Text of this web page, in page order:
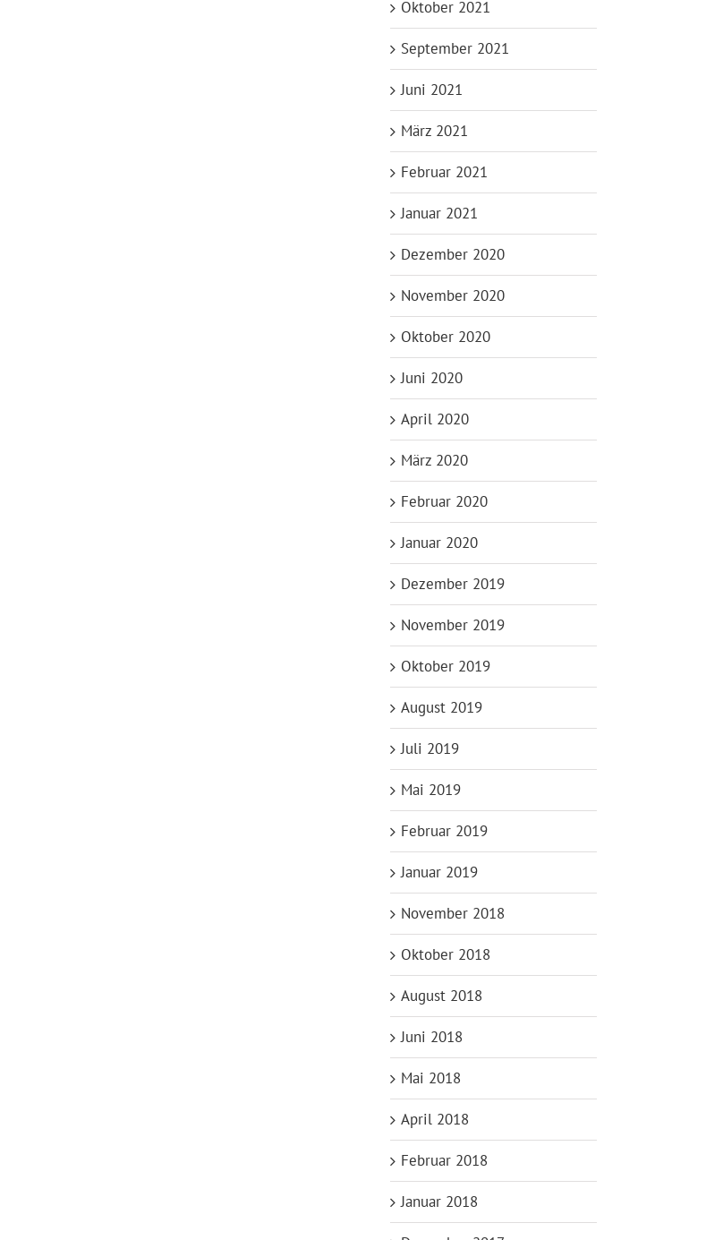
Oktober 2021
September 2021
Juni 2021
März 2021
Februar 2021
Januar 2021
Dezember 2020
November 2020
Oktober 2020
Juni 2020
April 2020
März 2020
Februar 2020
Januar 2020
Dezember 2019
November 2019
Oktober 2019
August 2019
Juli 2019
Mai 2019
Februar 2019
Januar 2019
November 2018
Oktober 2018
August 2018
Juni 2018
Mai 2018
April 2018
Februar 2018
Januar 2018